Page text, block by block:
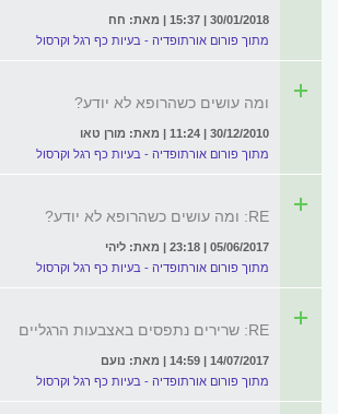
30/01/2018 | 15:37 | מאת: חח
מתוך פורום אורתופדיה - בעיות כף רגל וקרסול
ומה עושים כשהרופא לא יודע?
30/12/2010 | 11:24 | מאת: מורן טאו
מתוך פורום אורתופדיה - בעיות כף רגל וקרסול
RE: ומה עושים כשהרופא לא יודע?
05/06/2017 | 23:18 | מאת: ליהי
מתוך פורום אורתופדיה - בעיות כף רגל וקרסול
RE: שרירים נתפסים באצבעות הרגליים
14/07/2017 | 14:59 | מאת: נועם
מתוך פורום אורתופדיה - בעיות כף רגל וקרסול